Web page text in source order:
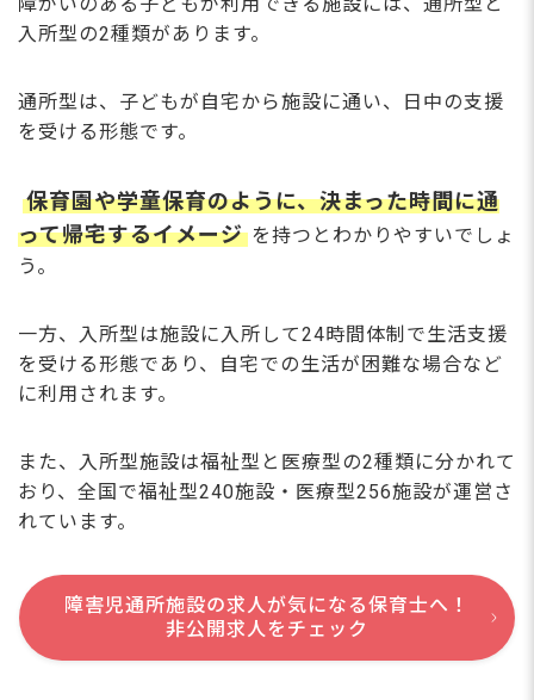
入所型の2種類があります。
通所型は、子どもが自宅から施設に通い、日中の支援
を受ける形態です。
保育園や学童保育のように、決まった時間に通
って帰宅するイメージ を持つとわかりやすいでしょ
う。
一方、入所型は施設に入所して24時間体制で生活支援
を受ける形態であり、自宅での生活が困難な場合など
に利用されます。
また、入所型施設は福祉型と医療型の2種類に分かれて
おり、全国で福祉型240施設・医療型256施設が運営さ
れています。
障害児通所施設の求人が気になる保育士へ！
非公開求人をチェック